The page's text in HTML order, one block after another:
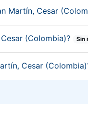
Martín, Cesar
(Colombia)? Sin
Cesar